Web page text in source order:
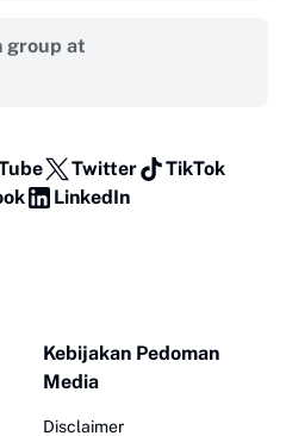
group at
Twitter
TikTok
LinkedIn
Kebijakan Pedoman
Media
Disclaimer